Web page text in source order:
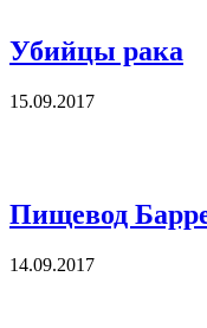
Убийцы рака
15.09.2017
Пищевод
14.09.2017